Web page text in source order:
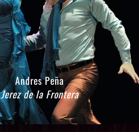
Andres Peña
Jerez de la Frontera